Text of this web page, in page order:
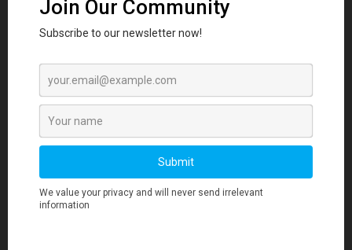
社交媒体互动
- Advertisment -